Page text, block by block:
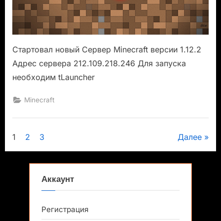
Стартовал новый Сервер Minecraft версии 1.12.2
Адрес сервера 212.109.218.246 Для запуска
необходим tLauncher
Minecraft
Пагинация
записей
1 2 3 Далее
Аккаунт
Регистрация